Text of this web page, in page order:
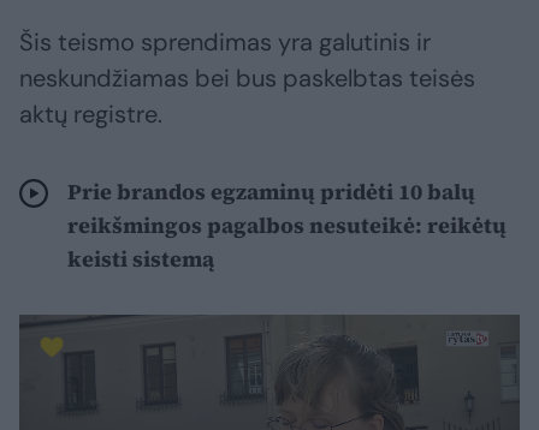
Šis teismo sprendimas yra galutinis ir
neskundžiamas bei bus paskelbtas teisės
aktų registre.
Prie brandos egzaminų pridėti 10 balų
reikšmingos pagalbos nesuteikė: reikėtų
keisti sistemą